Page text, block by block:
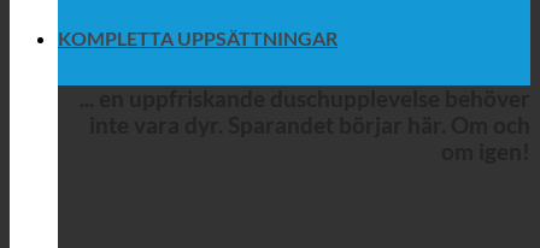
KOMPLETTA UPPSÄTTNINGAR